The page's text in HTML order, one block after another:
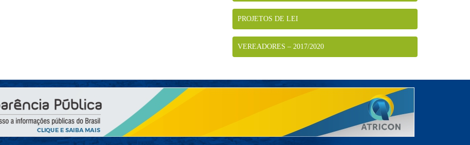
PROJETOS DE LEI
VEREADORES – 2017/2020